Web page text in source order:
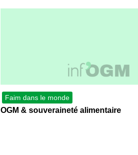
Faim dans le monde
OGM & souveraineté alimentaire